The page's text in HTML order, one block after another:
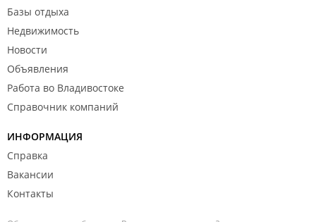
Базы отдыха
Недвижимость
Новости
Объявления
Работа во Владивостоке
Справочник компаний
ИНФОРМАЦИЯ
Справка
Вакансии
Контакты